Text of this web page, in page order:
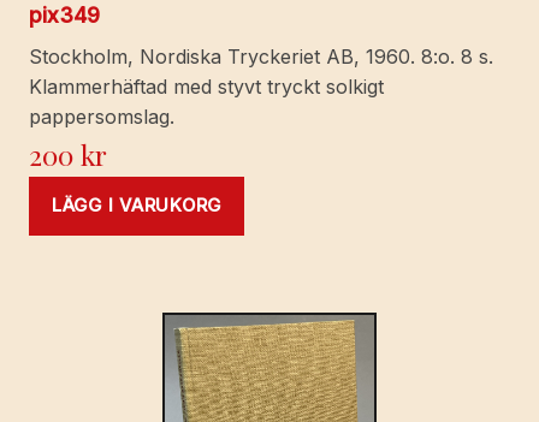
pix349
Stockholm, Nordiska Tryckeriet AB, 1960. 8:o. 8 s.
Klammerhäftad med styvt tryckt solkigt
pappersomslag.
200kr
LÄGG I VARUKORG